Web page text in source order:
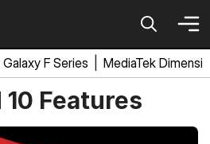
F Series MediaTek
Features